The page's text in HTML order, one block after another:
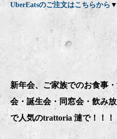
UberEatsのご注文はこちらから▼
新年会、ご家族でのお食事
会・誕生会・同窓会・飲み
で人気のtrattoria 漣で！！！